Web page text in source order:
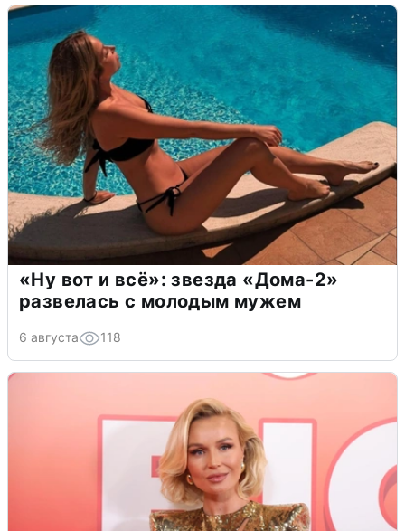
«Ну вот и всё»: звезда «Дома-2»
развелась с молодым мужем
6 августа 118